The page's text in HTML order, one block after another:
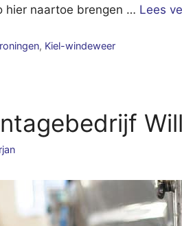
hier naartoe brengen … Lees
, Kiel-windeweer